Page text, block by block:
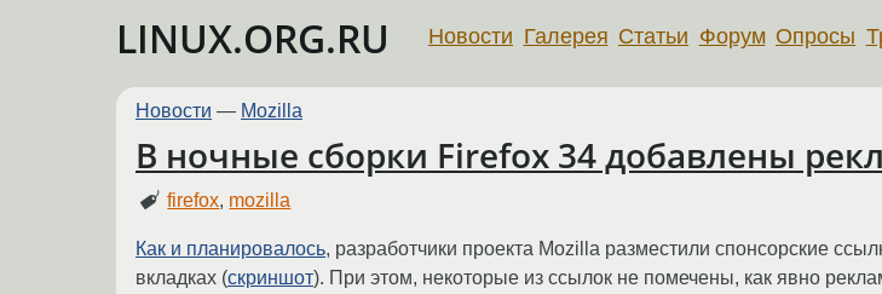
LINUX.ORG.RU Новости Галерея Статьи Форум Опросы
Новости — Mozilla
В ночные сборки Firefox 34 добавлены
firefox, mozilla
Как и планировалось, разработчики проекта Mozilla разместили спонсорские
вкладках (скриншот). При этом, некоторые из ссылок не помечены, как явно